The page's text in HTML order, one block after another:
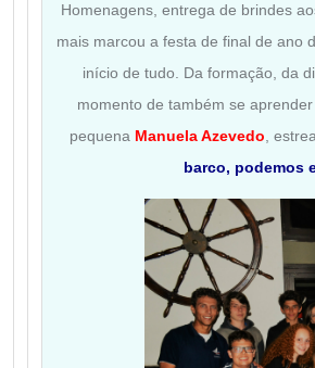
Homenagens, entrega de brindes
mais marcou a festa de final de ano
início de tudo. Da formação, da
momento de também se
pequena Manuela Azevedo ,
barco, podemos